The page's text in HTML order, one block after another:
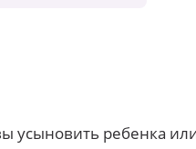
усыновить ребенка